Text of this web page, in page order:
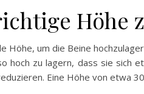
Höhe
Höhe, um die Beine
hoch zu lagern, dass sie sich
Eine Höhe von etwa